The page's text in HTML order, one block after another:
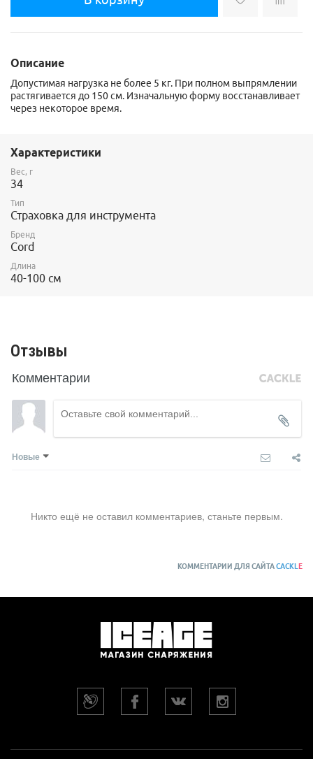
Описание
Допустимая нагрузка не более 5 кг. При полном выпрямлении
растягивается до 150 см. Изначальную форму восстанавливает
через некоторое время.
Характеристики
Вес, г
34
Тип
Страховка для инструмента
Бренд
Cord
Длина
40-100 см
Отзывы
Комментарии
Новые
Никто ещё не оставил комментариев, станьте первым.
КОММЕНТАРИИ ДЛЯ САЙТАCACKLE